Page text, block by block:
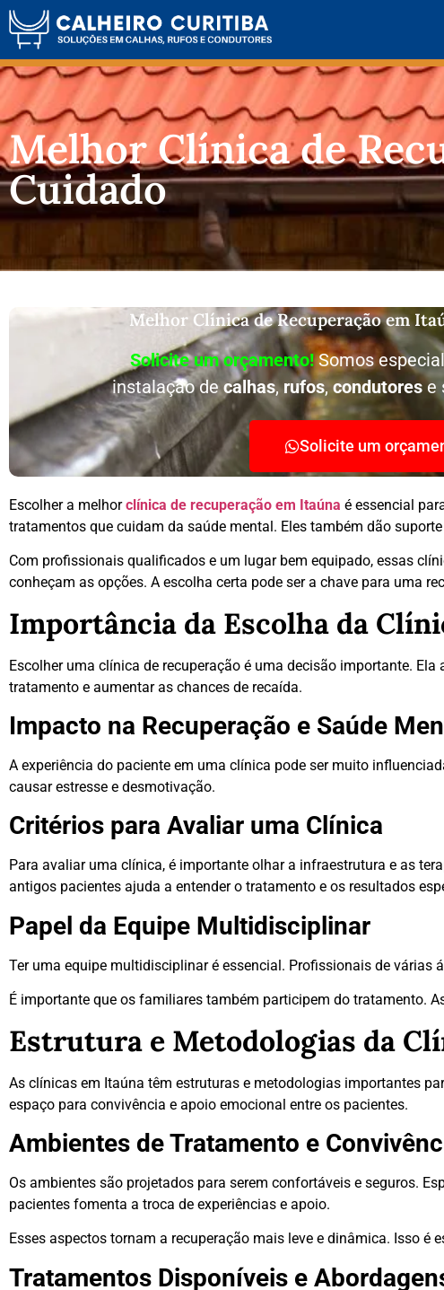
Melhor Clínica de
Cuidado
Melhor Clínica de Recuperação em
Solicite um orçamento!Somos
instalação decalhas,rufos,condutorese
Solicite um
Escolher a melhorclínica de recuperação em Itaúna é essencial
tratamentos que cuidam da saúde mental. Eles também dão
Com profissionais qualificados e um lugar bem equipado, essas
conheçam as opções. A escolha certa pode ser a chave para uma
Importância da Escolha da
Escolher uma clínica de recuperação é uma decisão importante.
tratamento e aumentar as chances de recaída.
Impacto na Recuperação e Saúde
A experiência do paciente em uma clínica pode ser muito
causar estresse e desmotivação.
Critérios para Avaliar uma Clínica
Para avaliar uma clínica, é importante olhar a infraestrutura e as
antigos pacientes ajuda a entender o tratamento e os resultados
Papel da Equipe Multidisciplinar
Ter uma equipe multidisciplinar é essencial. Profissionais de
É importante que os familiares também participem do tratamento.
Estrutura e Metodologias da
As clínicas em Itaúna têm estruturas e metodologias importantes
espaço para convivência e apoio emocional entre os pacientes.
Ambientes de Tratamento e
Os ambientes são projetados para serem confortáveis e seguros.
pacientes fomenta a troca de experiências e apoio.
Esses aspectos tornam a recuperação mais leve e dinâmica. Isso é
Tratamentos Disponíveis e